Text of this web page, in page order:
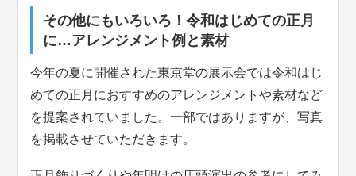
その他にもいろいろ！令和はじめての正月
に…アレンジメント例と素材
今年の夏に開催された東京堂の展示会では令和はじ
めての正月におすすめのアレンジメントや素材など
を提案されていました。一部ではありますが、写真
を掲載させていただきます。